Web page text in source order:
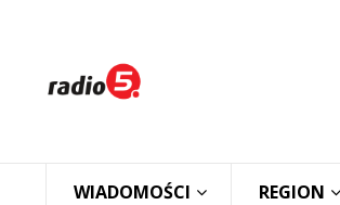
WIADOMOŚCI REGION